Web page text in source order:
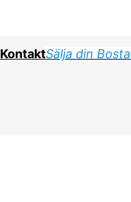
KontaktSälja din